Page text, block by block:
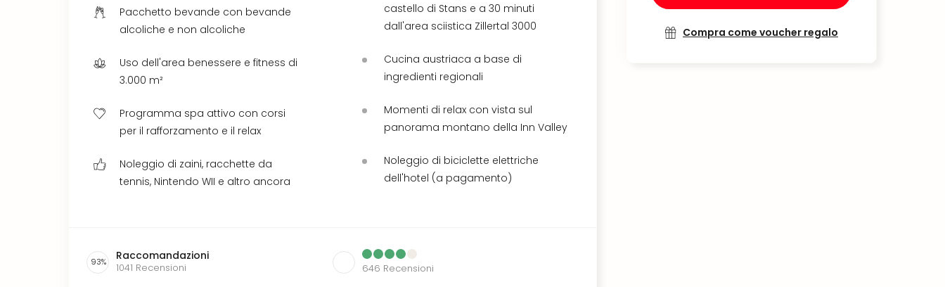
Compra come voucher regalo
Pacchetto bevande con bevande
alcoliche e non alcoliche
Uso dell'area benessere e fitness di
3.000 m²
Programma spa attivo con corsi
per il rafforzamento e il relax
Noleggio di zaini, racchette da
tennis, Nintendo WII e altro ancora
castello di Stans e a 30 minuti
dall'area sciistica Zillertal 3000
Cucina austriaca a base di
ingredienti regionali
Momenti di relax con vista sul
panorama montano della Inn Valley
Noleggio di biciclette elettriche
dell'hotel (a pagamento)
93% Raccomandazioni
1041 Recensioni 646 Recensioni